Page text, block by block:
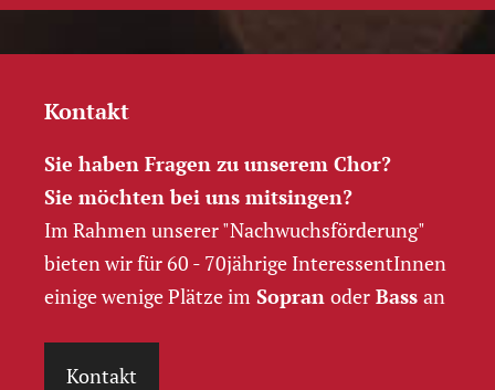
Kontakt
Sie haben Fragen zu unserem Chor?
Sie möchten bei uns mitsingen?
Im Rahmen unserer "Nachwuchs­förderung"
bieten wir für 60 - 70jährige InteressentInnen
einige wenige Plätze im Sopran oder Bass an
Kontakt